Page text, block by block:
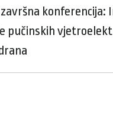
završna
pučinskih